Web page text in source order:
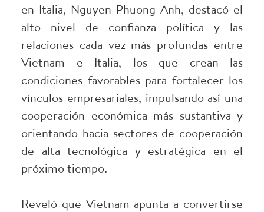
en Italia, Nguyen Phuong Anh, destacó el
alto nivel de confianza política y las
relaciones cada vez más profundas entre
Vietnam e Italia, los que crean las
condiciones favorables para fortalecer los
vínculos empresariales, impulsando así una
cooperación económica más sustantiva y
orientando hacia sectores de cooperación
de alta tecnológica y estratégica en el
próximo tiempo.
Reveló que Vietnam apunta a convertirse